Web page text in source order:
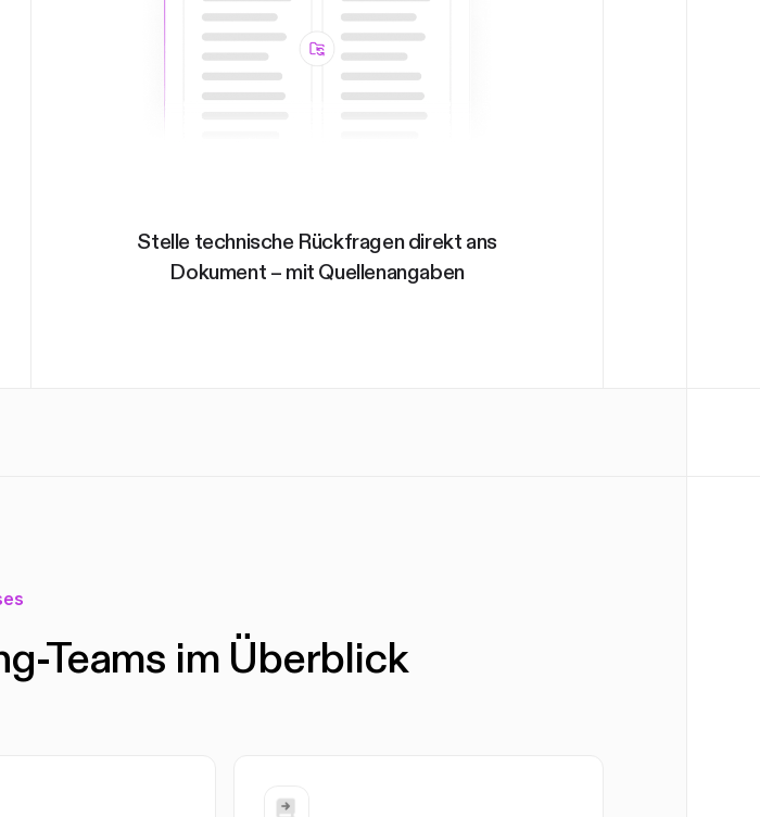
Stelle technische Rückfragen direkt ans
Dokument – mit Quellenangaben
Teams im Überblick